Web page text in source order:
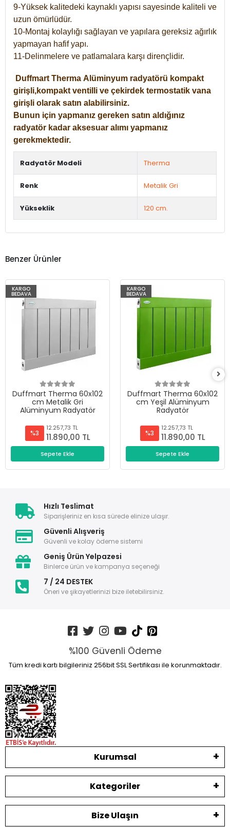
9-Yüksek kalitedeki kaynaklı yapısı sayesinde kaliteli ve
uzun ömürlüdür.
10-Montaj kolaylığı sağlayan ve yapılara gereksiz ağırlık
yapmayan hafif yapı.
11-Delinmelere ve patlamalara karşı dirençlidir.
Duffmart Therma Alüminyum radyatörü kompakt
girişli,kompakt ventilli ve çekirdek termostatik vana
girişli olarak satın alabilirsiniz.
Bunun için yapmanız gereken satın aldığınız
radyatör kadar aksesuar alımı yapmanız
gerekmektedir.
Radyatör Modeli Therma
Renk Metalik Gri
Yükseklik 120 cm.
Benzer Ürünler
KARGO
BEDAVA
Duffmart Therma 60x102
cm Metalik Gri
Alüminyum Radyatör
%3
12.257,73 TL
11.890,00 TL
Sepete Ekle
KARGO
BEDAVA
Duffmart Therma 60x102
cm Yeşil Alüminyum
Radyatör
%3
12.257,73 TL
11.890,00 TL
Sepete Ekle
Hızlı Teslimat
Siparişleriniz en kısa sürede elinize ulaşır.
Güvenli Alışveriş
Güvenli ve kolay ödeme sistemi
Geniş Ürün Yelpazesi
Binlerce ürün ve kampanya seçeneği
7 / 24 DESTEK
Öneri ve şikayetlerinizi bize iletebilirsiniz.
%100 Güvenli Ödeme
Tüm kredi kartı bilgileriniz 256bit SSL Sertifikası ile korunmaktadır.
Kurumsal
Kategoriler
Bize Ulaşın